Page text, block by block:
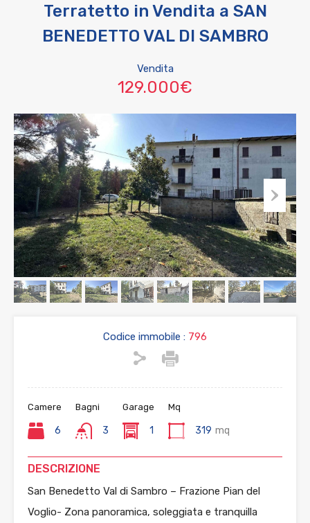
Terratetto in Vendita a SAN
BENEDETTO VAL DI SAMBRO
Vendita
129.000€
Codice immobile : 796
Camere
6
Bagni
3
Garage
1
Mq
319 mq
DESCRIZIONE
San Benedetto Val di Sambro – Frazione Pian del
Voglio- Zona panoramica, soleggiata e tranquilla